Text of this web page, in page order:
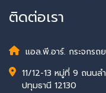
ติดต่อเรา
แอล.พี.อาร์. กระจกรถ
11/12-13 หมู่ที่ 9 ถนน
ปทุมธานี 12130